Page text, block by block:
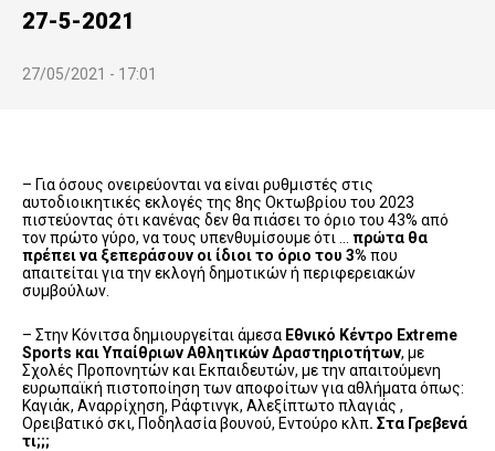
27-5-2021
27/05/2021 - 17:01
– Για όσους ονειρεύονται να είναι ρυθμιστές στις
αυτοδιοικητικές εκλογές της 8ης Οκτωβρίου του 2023
πιστεύοντας ότι κανένας δεν θα πιάσει το όριο του 43% από
τον πρώτο γύρο, να τους υπενθυμίσουμε ότι … πρώτα θα
πρέπει να ξεπεράσουν οι ίδιοι το όριο του 3% που
απαιτείται για την εκλογή δημοτικών ή περιφερειακών
συμβούλων.
– Στην Κόνιτσα δημιουργείται άμεσα Εθνικό Κέντρο Extreme
Sports και Υπαίθριων Αθλητικών Δραστηριοτήτων, με
Σχολές Προπονητών και Εκπαιδευτών, με την απαιτούμενη
ευρωπαϊκή πιστοποίηση των αποφοίτων για αθλήματα όπως:
Καγιάκ, Αναρρίχηση, Ράφτινγκ, Αλεξίπτωτο πλαγιάς ,
Ορειβατικό σκι, Ποδηλασία βουνού, Εντούρο κλπ. Στα Γρεβενά
τι;;;